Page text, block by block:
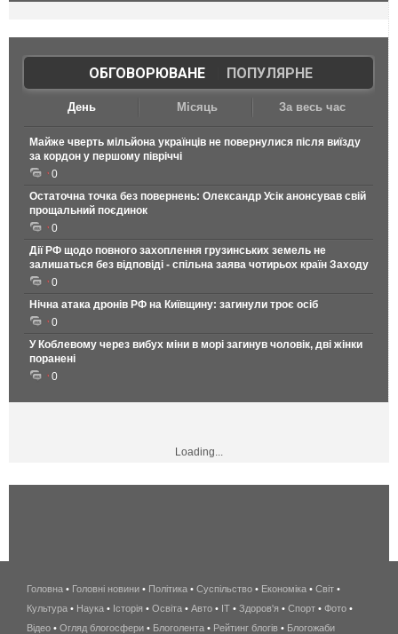
ОБГОВОРЮВАНЕ| ПОПУЛЯРНЕ
День Місяць За весь час
Майже чверть мільйона українців не повернулися після виїзду
за кордон у першому півріччі
0
Остаточна точка без повернень: Олександр Усік анонсував свій
прощальний поєдинок
0
Дії РФ щодо повного захоплення грузинських земель не
залишаться без відповіді - спільна заява чотирьох країн Заходу
0
Нічна атака дронів РФ на Київщину: загинули троє осіб
0
У Коблевому через вибух міни в морі загинув чоловік, дві жінки
поранені
0
Loading...
беспроводной
интернет
киев
Головна • Головні новини • Політика • Суспільство • Економіка • Світ •
Культура • Наука • Історія • Освіта • Авто • IT • Здоров'я • Спорт • Фото •
Відео • Огляд блогосфери • Блоголента • Рейтинг блогів • Блогожаби